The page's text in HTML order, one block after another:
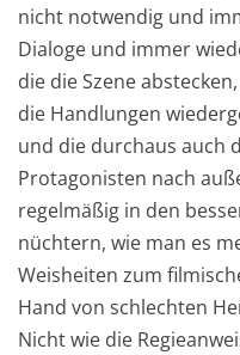
nicht notwendig und
Dialoge und immer
die die Szene
die Handlungen
und die durchaus auch
Protagonisten nach
regelmäßig in den
nüchtern, wie man es
Weisheiten zum
Hand von schlechten
Nicht wie die